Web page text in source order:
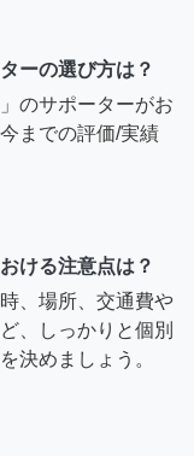
ーの選び方は？
のサポーターがお
までの評価/実績
ける注意点は？
、場所、交通費や
、しっかりと個別
決めましょう。